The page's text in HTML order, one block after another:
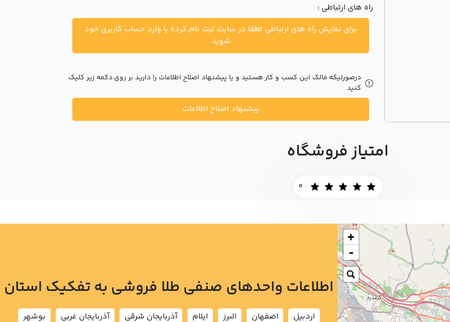
راه های ارتباطی :
برای نمایش راه های ارتباطی لطفا در سایت ثبت نام کرده یا وارد حساب کاربری خود
شوید
درصورتیکه مالک این کسب و کار هستید و یا پیشنهاد اصلاح اطلاعات را دارید بر روی دکمه زیر کلیک
کنید
پیشنهاد اصلاح اطلاعات
امتیاز فروشگاه
0
+
-
اطلاعات واحدهای صنفی طلا فروشی به تفکیک استان
اردبيل اصفهان البرز ايلام آذربايجان شرقي آذربايجان غربي
بوشهر